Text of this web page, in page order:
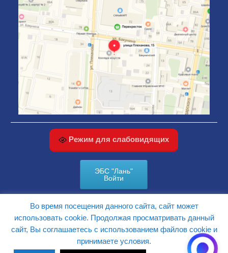
Режим для слабовидящих
ЭБС "Лань"
Войти
КАРТА САЙТА
Сайт разработан Web студией Белая Вишня
Во время посещения данного сайта, сайт может
использовать cookie. Продолжая просматривать данный
сайт, Вы соглашаетесь с использованием файлов cookie и
принимаете условия.